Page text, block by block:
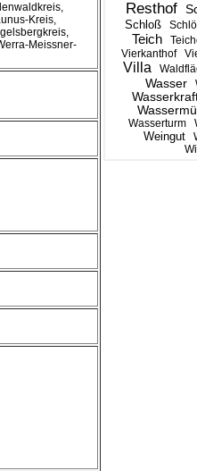
Resthof
Schloß
Teich
Vierkanthof
Villa
Wasser
Wasserturm
Weingut
Kreis,
Meissner-